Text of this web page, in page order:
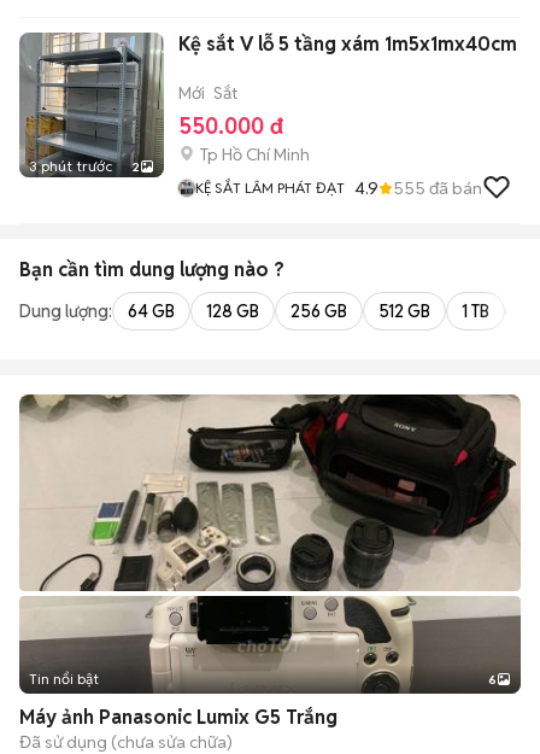
3 phút trước 2
Kệ sắt V lỗ 5 tầng xám 1m5x1mx40cm
Mới Sắt
550.000 đ
Tp Hồ Chí Minh
KỆ SẮT LÂM PHÁT ĐẠT 4.9 555 đã bán
Bạn cần tìm dung lượng nào ?
Dung lượng: 64 GB 128 GB 256 GB 512 GB 1 TB
+2
Tin nổi bật 6
Máy ảnh Panasonic Lumix G5 Trắng
Đã sử dụng (chưa sửa chữa)